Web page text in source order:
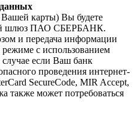
Вашей карты) Вы будете
шлюз ПАО СБЕРБАНК.
и передача информации
с использованием
если Ваш банк
проведения интернет-
SecureCode, MIR Accept,
также может потребоваться